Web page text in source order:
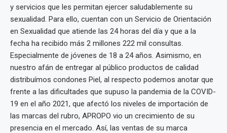
y servicios que les permitan ejercer saludablemente su
sexualidad. Para ello, cuentan con un Servicio de Orientación
en Sexualidad que atiende las 24 horas del día y que a la
fecha ha recibido más 2 millones 222 mil consultas.
Especialmente de jóvenes de 18 a 24 años. Asimismo, en
nuestro afán de entregar al público productos de calidad
distribuímos condones Piel, al respecto podemos anotar que
frente a las dificultades que supuso la pandemia de la COVID-
19 en el año 2021, que afectó los niveles de importación de
las marcas del rubro, APROPO vio un crecimiento de su
presencia en el mercado. Así, las ventas de su marca